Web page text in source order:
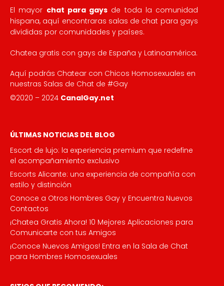
El mayor chat para gays de toda la comunidad
hispana, aquí encontraras salas de chat para gays
divididas por comunidades y países.
Chatea gratis con gays de España y Latinoamérica.
Aquí podrás Chatear con Chicos Homosexuales en
nuestras Salas de Chat de #Gay
©2020 – 2024 CanalGay.net
ÚLTIMAS NOTICIAS DEL BLOG
Escort de lujo: la experiencia premium que redefine
el acompañamiento exclusivo
Escorts Alicante: una experiencia de compañía con
estilo y distinción
Conoce a Otros Hombres Gay y Encuentra Nuevos
Contactos
¡Chatea Gratis Ahora! 10 Mejores Aplicaciones para
Comunicarte con tus Amigos
¡Conoce Nuevos Amigos! Entra en la Sala de Chat
para Hombres Homosexuales